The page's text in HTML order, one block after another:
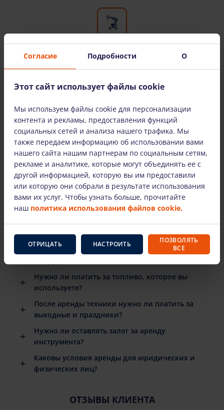
Широкий выбор оборудования
высотных работ. Мы сдаем оборудование в
лицам.
НАИБОЛЕЕ ЧАСТО ЗАДАВАЕМЫЕ ВОПРОСЫ
Есть ли подробные инструкции по
использованию арендованного
оборудования?
Когда мне нужно вернуть арендованное
оборудование?
Что произойдет, если арендованное
Нужно ли платить за топливо, которое вы
используете?
После аренды техники нужно ли платить за
выходные и праздники?
Нужно ли оставлять залог за аренду
инструмента?
Каковы условия аренды для юридических и
физических лиц?
ОТЗЫВЫ КЛИЕНТА
Согласие Подробности О
Этот сайт использует файлы cookie
Мы используем файлы cookie для персонализации
контента и рекламы, предоставления функций
социальных сетей и анализа нашего трафика. Мы
также передаем информацию об использовании вами
нашего сайта нашим партнерам по социальным сетям,
рекламе и аналитике, которые могут объединять ее с
другой информацией, которую вы им предоставили
или которую они собрали в результате использования
вами их услуг. Чтобы узнать больше, прочитайте
наш политика использования файлов cookie.
ОТРИЦАТЬ НАСТРОИТЬ
ПОЗВОЛЯТЬ
ВСЕ